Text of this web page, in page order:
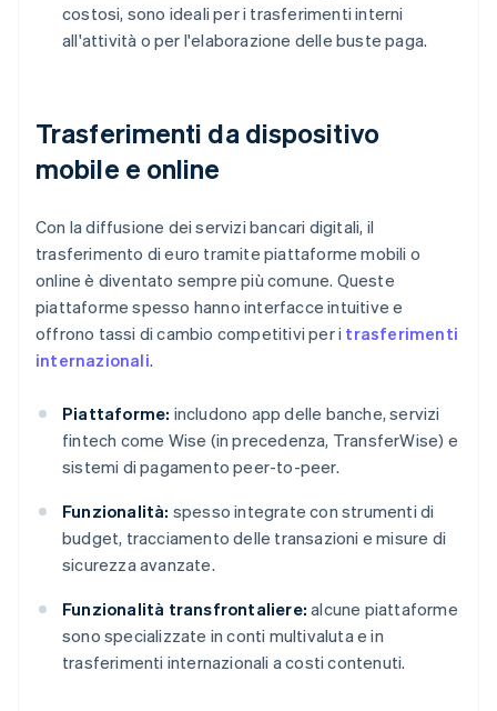
costosi, sono ideali per i trasferimenti interni
all'attività o per l'elaborazione delle buste paga.
Trasferimenti da dispositivo
mobile e online
Con la diffusione dei servizi bancari digitali, il
trasferimento di euro tramite piattaforme mobili o
online è diventato sempre più comune. Queste
piattaforme spesso hanno interfacce intuitive e
offrono tassi di cambio competitivi per i trasferimenti
internazionali.
Piattaforme: includono app delle banche, servizi
fintech come Wise (in precedenza, TransferWise) e
sistemi di pagamento peer-to-peer.
Funzionalità: spesso integrate con strumenti di
budget, tracciamento delle transazioni e misure di
sicurezza avanzate.
Funzionalità transfrontaliere: alcune piattaforme
sono specializzate in conti multivaluta e in
trasferimenti internazionali a costi contenuti.